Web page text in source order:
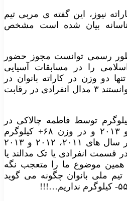
نیوز، این گفته ی مربی تیم
بیان شده است مشخص
به طور رسمی توانست مجوز حضور
را در مسابقات آسیایی
دو وزن در کاراته بانوان در
انفرادی حضور دارند که توانستند ۳ مدال انفرادی در رقابت
در وزن ۵۵- کیلوگرم توسط فاطمه چالاکی در
سال های ۲۰۱۰، ۲۰۱۲ و ۲۰۱۳ و در وزن ۶۸+ کیلوگرم
توسط حمیده عباسعلی در سال های ۲۰۱۱، ۲۰۱۲ و ۲۰۱۳
قسمت انفرادی یا تک مدالند یا
همین موضوع ما را متعجب نگه
ملی بانوان چگونه می گوید